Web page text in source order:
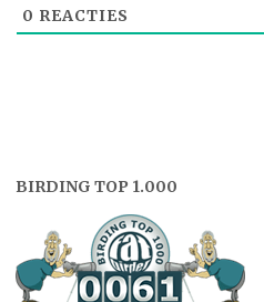
0 REACTIES
BIRDING TOP 1.000